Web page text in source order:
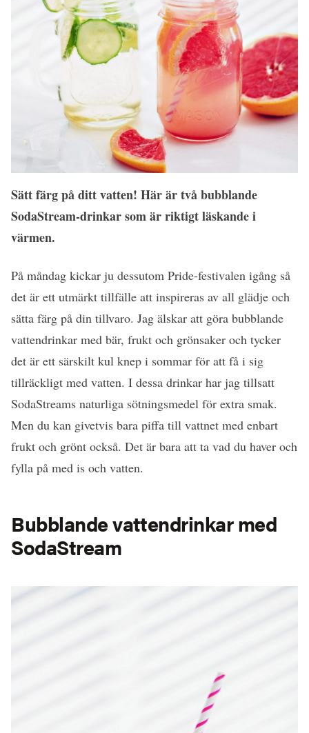
Sätt färg på ditt vatten! Här är två bubblande
SodaStream-drinkar som är riktigt läskande i
värmen.
På måndag kickar ju dessutom Pride-festivalen igång så
det är ett utmärkt tillfälle att inspireras av all glädje och
sätta färg på din tillvaro. Jag älskar att göra bubblande
vattendrinkar med bär, frukt och grönsaker och tycker
det är ett särskilt kul knep i sommar för att få i sig
tillräckligt med vatten. I dessa drinkar har jag tillsatt
SodaStreams naturliga sötningsmedel för extra smak.
Men du kan givetvis bara piffa till vattnet med enbart
frukt och grönt också. Det är bara att ta vad du haver och
fylla på med is och vatten.
Bubblande vattendrinkar med
SodaStream